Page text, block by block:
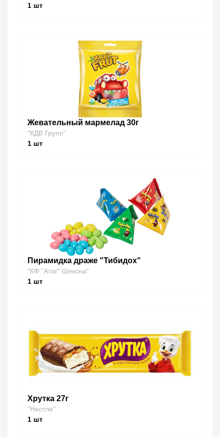
1 шт
Жевательный мармелад 30г
"КДВ Групп"
1 шт
Пирамидка драже "Тибидох"
"КФ "Атаг" Шексна"
1 шт
Хрутка 27г
"Нестле"
1 шт